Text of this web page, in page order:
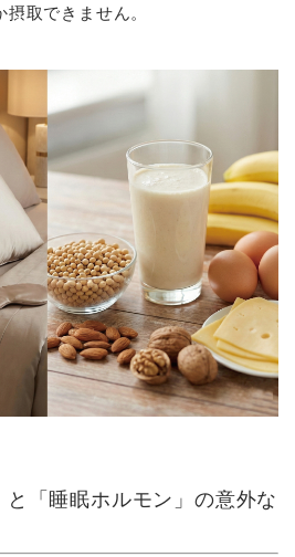
摂取できません。
「睡眠ホルモン」の意外な